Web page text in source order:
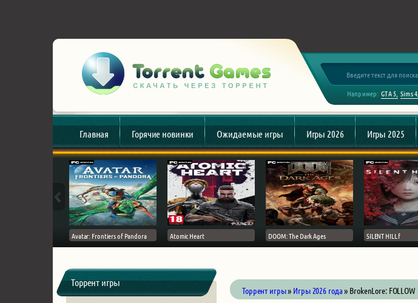
Например: GTA 5 Sims 4
Главная Горячие новинки Ожидаемые игры Игры 2026 Игры 2025
Avatar: Frontiers of Pandora Atomic Heart DOOM: The Dark Ages SILENT HILL f
Торрент игры
Торрент игры» Игры 2026 года» BrokenLore: FOLLOW